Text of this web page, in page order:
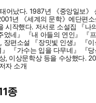
어났다. 1987년 《중앙일보》
년 《세계의 문학》에단편소
시작했다. 저서로 소설집 『나
었네』 『내 아들의 연인』 『
장편소설 『장밋빛 인생』 『
『가수는 입을 다무네』 『당
, 이상문학상 등을 수상했다.
자 소개
종